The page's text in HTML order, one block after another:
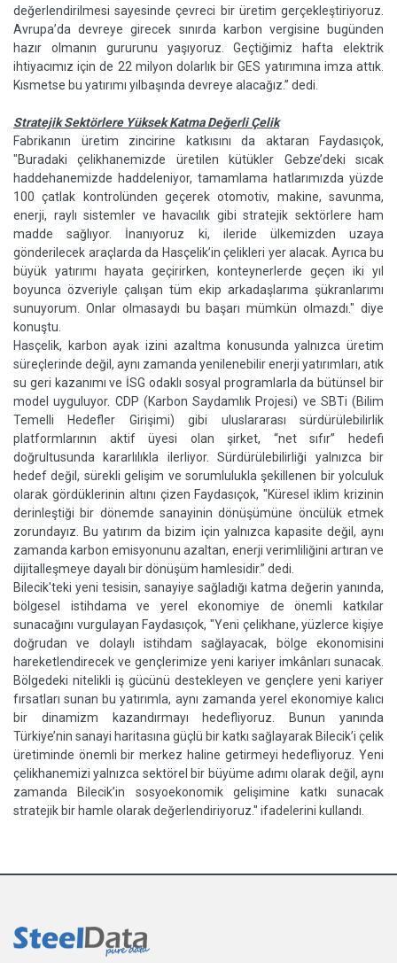
değerlendirilmesi sayesinde çevreci bir üretim gerçekleştiriyoruz.
Avrupa’da devreye girecek sınırda karbon vergisine bugünden
hazır olmanın gururunu yaşıyoruz. Geçtiğimiz hafta elektrik
ihtiyacımız için de 22 milyon dolarlık bir GES yatırımına imza attık.
Kısmetse bu yatırımı yılbaşında devreye alacağız.” dedi.
Stratejik Sektörlere Yüksek Katma Değerli Çelik
Fabrikanın üretim zincirine katkısını da aktaran Faydasıçok,
"Buradaki çelikhanemizde üretilen kütükler Gebze’deki sıcak
haddehanemizde haddeleniyor, tamamlama hatlarımızda yüzde
100 çatlak kontrolünden geçerek otomotiv, makine, savunma,
enerji, raylı sistemler ve havacılık gibi stratejik sektörlere ham
madde sağlıyor. İnanıyoruz ki, ileride ülkemizden uzaya
gönderilecek araçlarda da Hasçelik’in çelikleri yer alacak. Ayrıca bu
büyük yatırımı hayata geçirirken, konteynerlerde geçen iki yıl
boyunca özveriyle çalışan tüm ekip arkadaşlarıma şükranlarımı
sunuyorum. Onlar olmasaydı bu başarı mümkün olmazdı." diye
konuştu.
Hasçelik, karbon ayak izini azaltma konusunda yalnızca üretim
süreçlerinde değil, aynı zamanda yenilenebilir enerji yatırımları, atık
su geri kazanımı ve İSG odaklı sosyal programlarla da bütünsel bir
model uyguluyor. CDP (Karbon Saydamlık Projesi) ve SBTi (Bilim
Temelli Hedefler Girişimi) gibi uluslararası sürdürülebilirlik
platformlarının aktif üyesi olan şirket, “net sıfır” hedefi
doğrultusunda kararlılıkla ilerliyor. Sürdürülebilirliği yalnızca bir
hedef değil, sürekli gelişim ve sorumlulukla şekillenen bir yolculuk
olarak gördüklerinin altını çizen Faydasıçok, "Küresel iklim krizinin
derinleştiği bir dönemde sanayinin dönüşümüne öncülük etmek
zorundayız. Bu yatırım da bizim için yalnızca kapasite değil, aynı
zamanda karbon emisyonunu azaltan, enerji verimliliğini artıran ve
dijitalleşmeye dayalı bir dönüşüm hamlesidir.” dedi.
Bilecik'teki yeni tesisin, sanayiye sağladığı katma değerin yanında,
bölgesel istihdama ve yerel ekonomiye de önemli katkılar
sunacağını vurgulayan Faydasıçok, "Yeni çelikhane, yüzlerce kişiye
doğrudan ve dolaylı istihdam sağlayacak, bölge ekonomisini
hareketlendirecek ve gençlerimize yeni kariyer imkânları sunacak.
Bölgedeki nitelikli iş gücünü destekleyen ve gençlere yeni kariyer
fırsatları sunan bu yatırımla, aynı zamanda yerel ekonomiye kalıcı
bir dinamizm kazandırmayı hedefliyoruz. Bunun yanında
Türkiye’nin sanayi haritasına güçlü bir katkı sağlayarak Bilecik’i çelik
üretiminde önemli bir merkez haline getirmeyi hedefliyoruz. Yeni
çelikhanemizi yalnızca sektörel bir büyüme adımı olarak değil, aynı
zamanda Bilecik’in sosyoekonomik gelişimine katkı sunacak
stratejik bir hamle olarak değerlendiriyoruz." ifadelerini kullandı.